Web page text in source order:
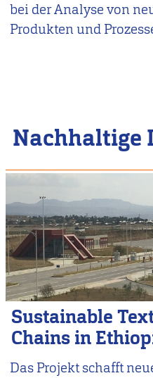
bei der Analyse von
Produkten und
Nachhaltige
Sustainable
Chains in
Das Projekt schafft